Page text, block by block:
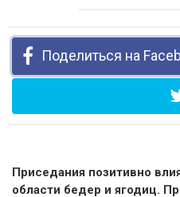
Поделиться на
Приседания позитивно
области бедер и ягодиц.